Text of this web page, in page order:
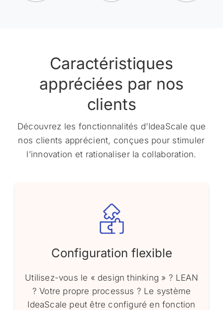
Caractéristiques
appréciées par nos
clients
Découvrez les fonctionnalités d’IdeaScale que
nos clients apprécient, conçues pour stimuler
l’innovation et rationaliser la collaboration.
Configuration flexible
Utilisez-vous le « design thinking » ? LEAN
? Votre propre processus ? Le système
IdeaScale peut être configuré en fonction